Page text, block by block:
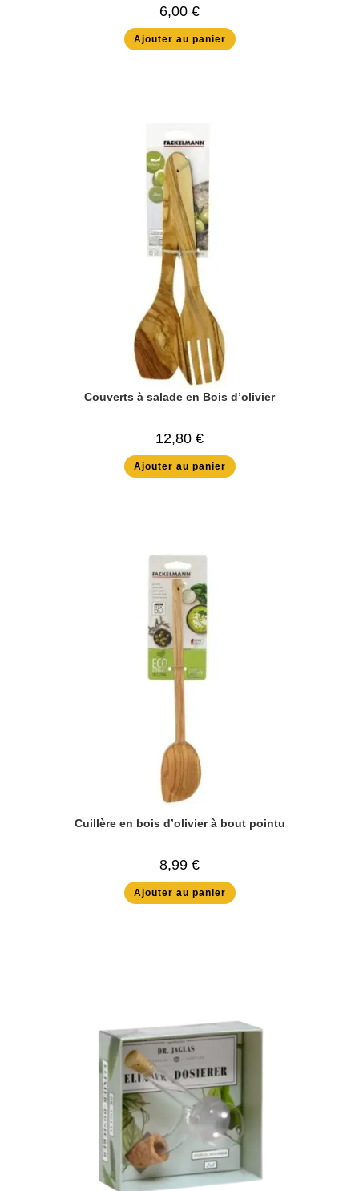
6,00 €
Ajouter au panier
Couverts à salade en Bois d’olivier
12,80 €
Ajouter au panier
Cuillère en bois d’olivier à bout pointu
8,99 €
Ajouter au panier